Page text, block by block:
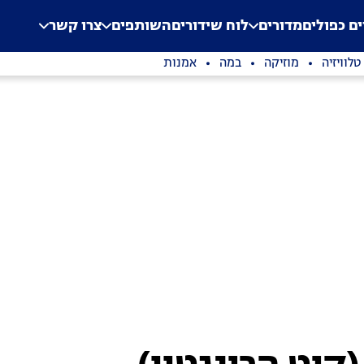
Application error: a
. כפוליםמדורים לוח שידוריםהשותפים צרו קשר
טלוויזיה מוזיקה במה אמנות